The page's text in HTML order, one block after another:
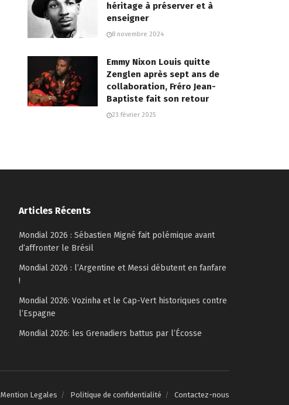
héritage à préserver et à
enseigner
8 novembre 2024
Emmy Nixon Louis quitte
Zenglen après sept ans de
collaboration, Fréro Jean-
Baptiste fait son retour
23 février 2025
Articles Récents
Mondial 2026 : Sébastien Migné fait polémique avant
d’affronter le Brésil
Mondial 2026 : l’Argentine et Messi débutent en fanfare
!
Mondial 2026: Vozinha et le Cap-Vert historiques contre
l’Espagne
Mondial 2026: les Grenadiers battus par l’Écosse
Mention Legales Politique de confidentialité Contactez-nous